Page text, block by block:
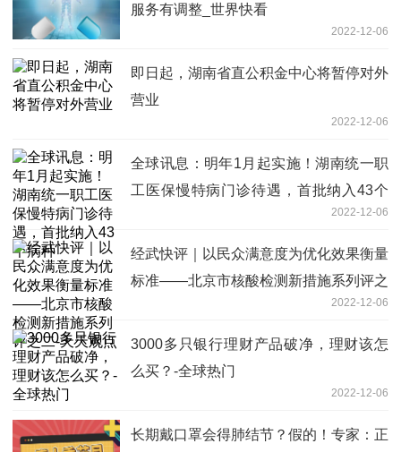
服务有调整_世界快看
2022-12-06
即日起，湖南省直公积金中心将暂停对外
营业
2022-12-06
全球讯息：明年1月起实施！湖南统一职
工医保慢特病门诊待遇，首批纳入43个
2022-12-06
经武快评｜以民众满意度为优化效果衡量
标准——北京市核酸检测新措施系列评之
2022-12-06
3000多只银行理财产品破净，理财该怎
么买？-全球热门
2022-12-06
长期戴口罩会得肺结节？假的！专家：正